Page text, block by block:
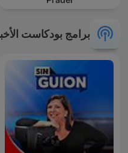
برامج بودكاست